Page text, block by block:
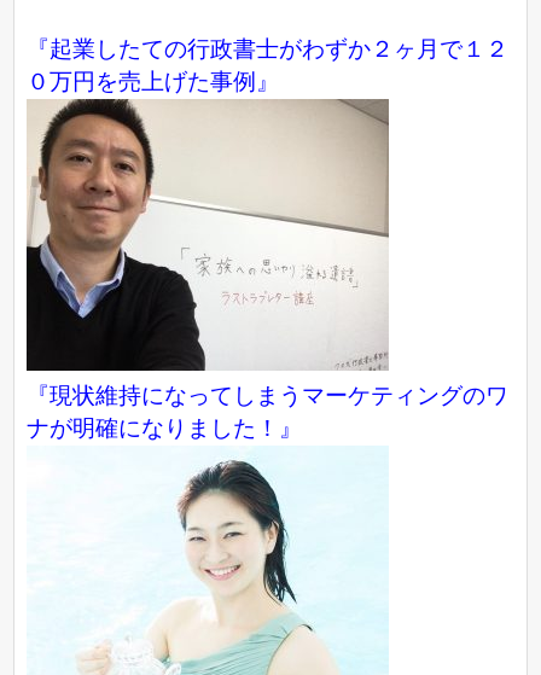
『起業したての行政書士がわずか２ヶ月で１２
０万円を売上げた事例』
『現状維持になってしまうマーケティングのワ
ナが明確になりました！』